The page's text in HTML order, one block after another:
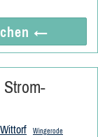
←
Strom-
Wittorf Wingerode